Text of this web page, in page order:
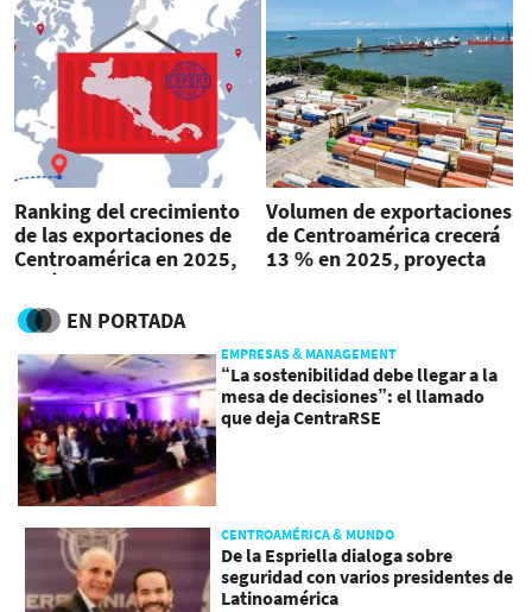
Ranking del crecimiento
de las exportaciones de
Centroamérica en 2025,
según el BID
Volumen de exportaciones
de Centroamérica crecerá
13 % en 2025, proyecta
EN PORTADA
EMPRESAS & MANAGEMENT
“La sostenibilidad debe llegar a la
mesa de decisiones”: el llamado
que deja CentraRSE
CENTROAMÉRICA & MUNDO
De la Espriella dialoga sobre
seguridad con varios presidentes de
Latinoamérica